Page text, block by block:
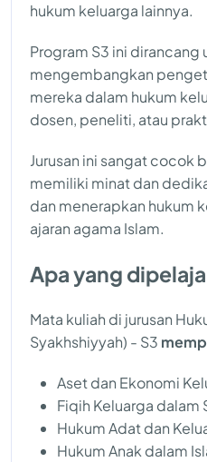
hukum keluarga lainnya.
Program S3 ini
mengembangkan
mereka dalam hukum
dosen, peneliti, atau
Jurusan ini sangat cocok
memiliki minat dan
dan menerapkan hukum
ajaran agama Islam.
Apa yang
Mata kuliah di jurusan
Syakhshiyyah) - S3
Aset dan Ekonomi
Fiqih Keluarga dalam
Hukum Adat dan
Hukum Anak dalam